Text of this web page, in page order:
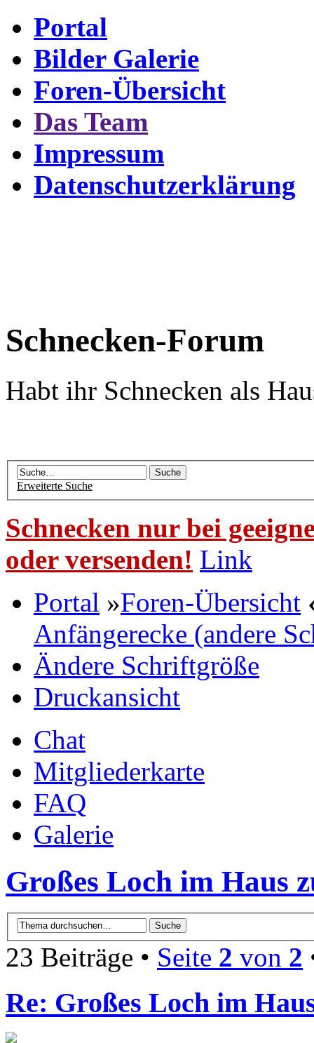
Portal
Bilder Galerie
Foren-Übersicht
Das Team
Impressum
Datenschutzerklärung
Schnecken-Forum
Habt ihr Schnecken als
Erweiterte Suche
Schnecken nur bei
oder versenden! Link
Portal »Foren-Übersicht
Anfängerecke (andere
Ändere Schriftgröße
Druckansicht
Chat
Mitgliederkarte
FAQ
Galerie
Großes Loch im Haus
23 Beiträge • Seite 2 von 2
Re: Großes Loch im